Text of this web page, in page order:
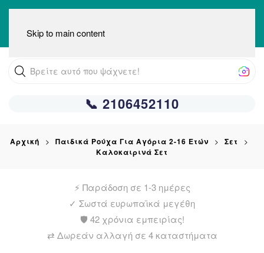
Skip to main content
✦
📞 2106452110
Αρχική Παιδικά Ρούχα Για Αγόρια 2-16 Ετών
Σετ
Καλοκαιρινά Σετ
⚡ Παράδοση σε 1-3 ημέρες
✓ Σωστά ευρωπαϊκά μεγέθη
🛡️ 42 χρόνια εμπειρίας!
⇄ Δωρεάν αλλαγή σε 4 καταστήματα